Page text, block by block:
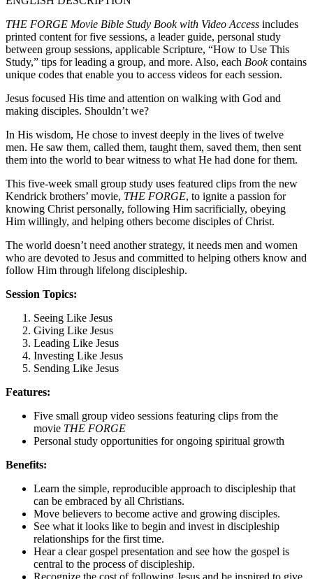
THE FORGE Movie Bible Study Book with Video Access includes
printed content for five sessions, a leader guide, personal study
between group sessions, applicable Scripture, “How to Use This
Study,” tips for leading a group, and more. Also, each Bookcontains
unique codes that enable you to access videos for each session.
Jesus focused His time and attention on walking with God and
making disciples. Shouldn’t we?
In His wisdom, He chose to invest deeply in the lives of twelve
men. He saw them, called them, taught them, saved them, then sent
them into the world to bear witness to what He had done for them.
This five-week small group study uses featured clips from the new
Kendrick brothers’ movie, THE FORGE, to ignite a passion for
knowing Christ personally, following Him sacrificially, obeying
Him willingly, and helping others become disciples of Christ.
The world doesn’t need another strategy, it needs men and women
who are devoted to Jesus and committed to helping others know and
follow Him through lifelong discipleship.
Session Topics:
Seeing Like Jesus
Giving Like Jesus
Leading Like Jesus
Investing Like Jesus
Sending Like Jesus
Features:
Five small group video sessions featuring clips from the
movie THE FORGE
Personal study opportunities for ongoing spiritual growth
Benefits:
Learn the simple, reproducible approach to discipleship that
can be embraced by all Christians.
Move believers to become active and growing disciples.
See what it looks like to begin and invest in discipleship
relationships for the first time.
Hear a clear gospel presentation and see how the gospel is
central to the process of discipleship.